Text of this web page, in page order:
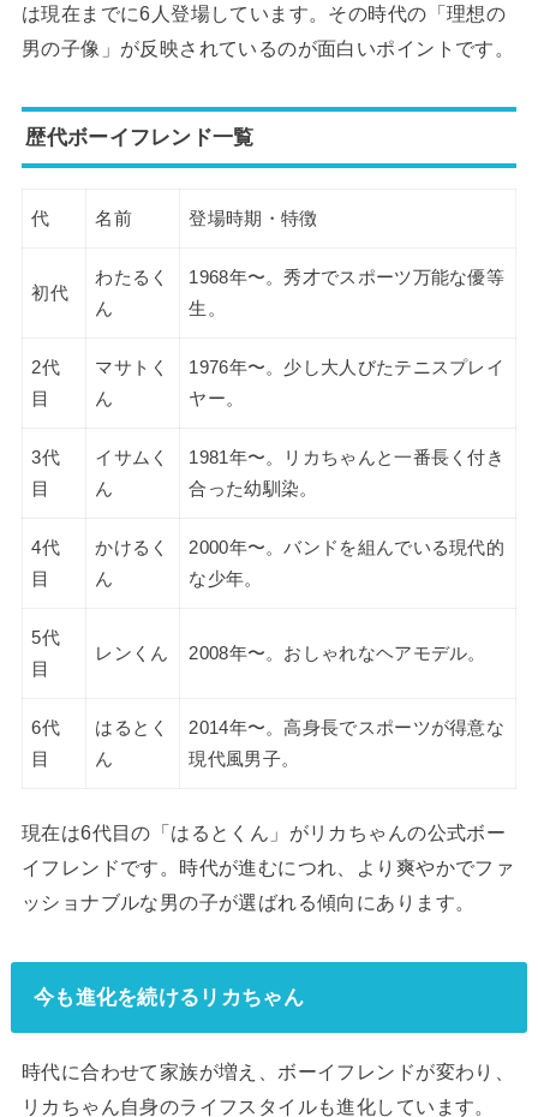
は現在までに6人登場しています。その時代の「理想の
男の子像」が反映されているのが面白いポイントです。
歴代ボーイフレンド一覧
代 名前 登場時期・特徴
初代
わたるく
ん
1968年〜。秀才でスポーツ万能な優等
生。
2代
目
マサトく
ん
1976年〜。少し大人びたテニスプレイ
ヤー。
3代
目
イサムく
ん
1981年〜。リカちゃんと一番長く付き
合った幼馴染。
4代
目
かけるく
ん
2000年〜。バンドを組んでいる現代的
な少年。
5代
目
レンくん 2008年〜。おしゃれなヘアモデル。
6代
目
はるとく
ん
2014年〜。高身長でスポーツが得意な
現代風男子。
現在は6代目の「はるとくん」がリカちゃんの公式ボー
イフレンドです。時代が進むにつれ、より爽やかでファ
ッショナブルな男の子が選ばれる傾向にあります。
今も進化を続けるリカちゃん
時代に合わせて家族が増え、ボーイフレンドが変わり、
リカちゃん自身のライフスタイルも進化しています。